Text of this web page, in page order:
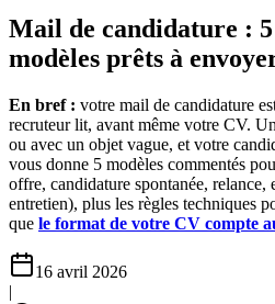
Mail de candidature : 5
modèles prêts à
En bref : votre mail de candidature
recruteur lit, avant même votre CV.
ou avec un objet vague, et votre
vous donne 5 modèles commentés
offre, candidature spontanée, relance,
entretien), plus les règles techniques
que le format de votre CV compte
16 avril 2026
|